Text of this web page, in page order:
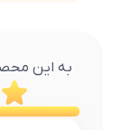
به این